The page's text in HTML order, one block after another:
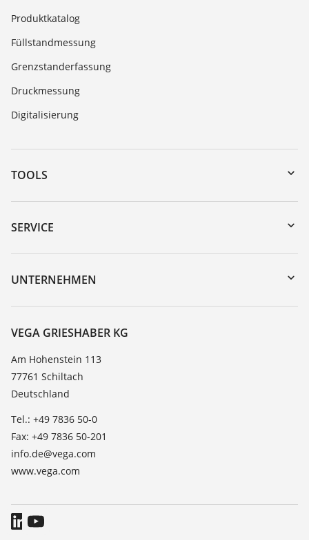
Produktkatalog
Füllstandmessung
Grenzstanderfassung
Druckmessung
Digitalisierung
TOOLS
Download-Center
Gerätesuche (Seriennummer)
DTM Collection/PACTware
SERVICE
Geräterücksendung
Trainings
TeamViewer
UNTERNEHMEN
Karriere
Über VEGA
Kontakt
News
Presse
Blog
VEGA GRIESHABER KG
Am Hohenstein 113
77761 Schiltach
Deutschland
Tel.: +49 7836 50-0
Fax: +49 7836 50-201
info.de@vega.com
www.vega.com